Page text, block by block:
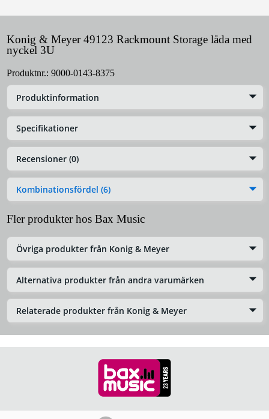
Konig & Meyer 49123 Rackmount Storage låda med
nyckel 3U
Produktnr.: 9000-0143-8375
Produktinformation
Specifikationer
Recensioner (0)
Kombinationsfördel (6)
Fler produkter hos Bax Music
Övriga produkter från Konig & Meyer
Alternativa produkter från andra varumärken
Relaterade produkter från Konig & Meyer